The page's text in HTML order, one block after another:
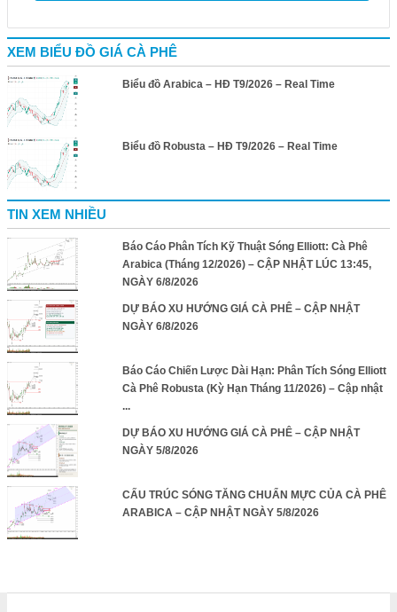
XEM BIỂU ĐỒ GIÁ CÀ PHÊ
Biểu đồ Arabica – HĐ T9/2026 – Real Time
Biểu đồ Robusta – HĐ T9/2026 – Real Time
TIN XEM NHIỀU
Báo Cáo Phân Tích Kỹ Thuật Sóng Elliott: Cà Phê
Arabica (Tháng 12/2026) – CẬP NHẬT LÚC 13:45,
NGÀY 6/8/2026
DỰ BÁO XU HƯỚNG GIÁ CÀ PHÊ – CẬP NHẬT
NGÀY 6/8/2026
Báo Cáo Chiến Lược Dài Hạn: Phân Tích Sóng Elliott
Cà Phê Robusta (Kỳ Hạn Tháng 11/2026) – Cập nhật
...
DỰ BÁO XU HƯỚNG GIÁ CÀ PHÊ – CẬP NHẬT
NGÀY 5/8/2026
CẤU TRÚC SÓNG TĂNG CHUẨN MỰC CỦA CÀ PHÊ
ARABICA – CẬP NHẬT NGÀY 5/8/2026